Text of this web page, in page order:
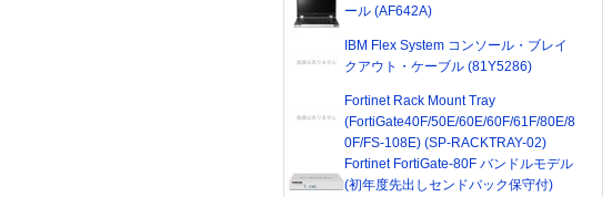
ール (AF642A)
IBM Flex System コンソール・ブレイ
クアウト・ケーブル (81Y5286)
Fortinet Rack Mount Tray
(FortiGate40F/50E/60E/60F/61F/80E/8
0F/FS-108E) (SP-RACKTRAY-02)
Fortinet FortiGate-80F バンドルモデル
(初年度先出しセンドバック保守付)